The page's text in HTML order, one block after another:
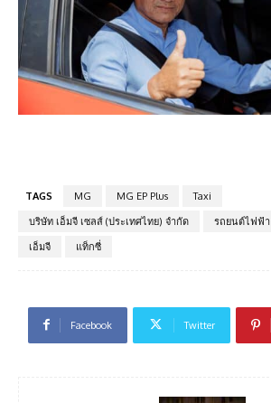
TAGS MG MG EP Plus
Taxi
บริษัท เอ็มจี เซลส์ (ประเทศไทย) จำกัด
รถยนต์ไฟฟ้า
เอ็มจี
แท็กซี่
Facebook Twitter